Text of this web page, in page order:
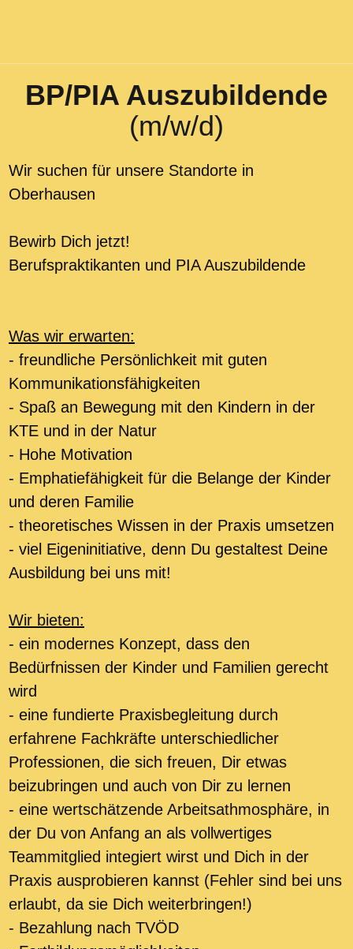
BP/PIA Auszubildende
(m/w/d)
Wir suchen für unsere Standorte in
Oberhausen
Bewirb Dich jetzt!
Berufspraktikanten und PIA Auszubildende
Was wir erwarten:
- freundliche Persönlichkeit mit guten
Kommunikationsfähigkeiten
- Spaß an Bewegung mit den Kindern in der
KTE und in der Natur
- Hohe Motivation
- Emphatiefähigkeit für die Belange der Kinder
und deren Familie
- theoretisches Wissen in der Praxis umsetzen
- viel Eigeninitiative, denn Du gestaltest Deine
Ausbildung bei uns mit!
Wir bieten:
- ein modernes Konzept, dass den
Bedürfnissen der Kinder und Familien gerecht
wird
- eine fundierte Praxisbegleitung durch
erfahrene Fachkräfte unterschiedlicher
Professionen, die sich freuen, Dir etwas
beizubringen und auch von Dir zu lernen
- eine wertschätzende Arbeitsathmosphäre, in
der Du von Anfang an als vollwertiges
Teammitglied integiert wirst und Dich in der
Praxis ausprobieren kannst (Fehler sind bei uns
erlaubt, da sie Dich weiterbringen!)
- Bezahlung nach TVÖD